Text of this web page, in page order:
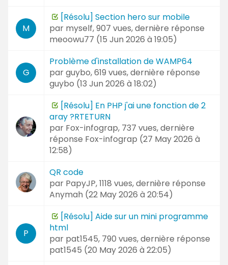
M
[Résolu] Section hero sur mobile
par myself, 907 vues, dernière réponse
meoowu77 (15 Jun 2026 à 19:05)
G
Problème d'installation de WAMP64
parguybo, 619 vues, dernière réponse
guybo (13 Jun 2026 à 18:02)
[Résolu] En PHP j'ai une fonction de 2
aray ?RTETURN
par Fox-infograp, 737 vues, dernière
réponse Fox-infograp (27 May 2026 à
12:58)
QR code
par PapyJP, 1118 vues, dernière réponse
Anymah (22 May 2026 à 20:54)
P
[Résolu] Aide sur un mini programme
html
par pat1545, 790 vues, dernière réponse
pat1545 (20 May 2026 à 22:05)